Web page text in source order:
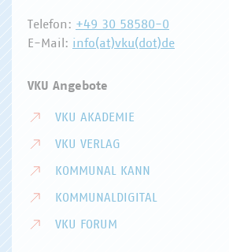
Telefon: +49 30 58580-0
E-Mail: info(at)vku(dot)de
VKU Angebote
VKU AKADEMIE
VKU VERLAG
KOMMUNAL KANN
KOMMUNALDIGITAL
VKU FORUM